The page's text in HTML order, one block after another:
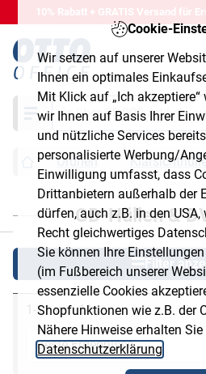
Cookie-
Wir setzen auf unserer
Ihnen ein optimales
Mit Klick auf „Ich
wir Ihnen auf Basis Ihrer
und nützliche Services
personalisierte Werbung/
Einwilligung umfasst, dass
Drittanbietern außerhalb der
dürfen, auch z.B. in den USA,
Recht gleichwertiges
Sie können Ihre
(im Fußbereich unserer
essenzielle Cookies
Shopfunktionen wie z.B. der
Nähere Hinweise erhalten
Datenschutzerklärung
10% Rabatt + GRATIS Versand für
Suche
Ordnen
CD-Hüllen &
Filter
1-11 von 11